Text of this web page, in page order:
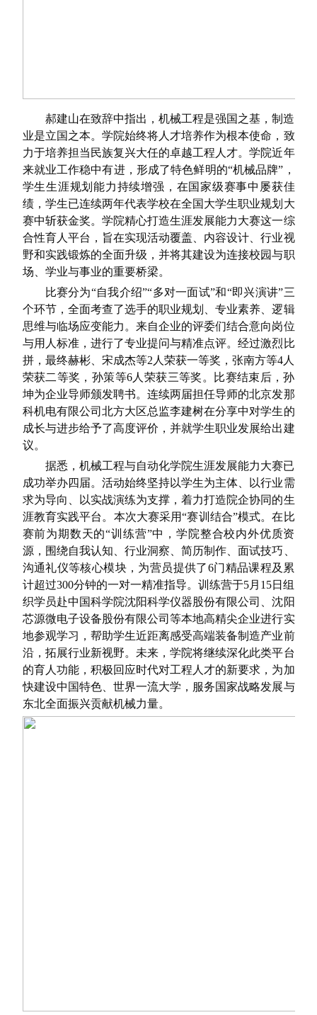
郝建山在致辞中指出，机械工程是强国之基，制造
业是立国之本。学院始终将人才培养作为根本使命，致
力于培养担当民族复兴大任的卓越工程人才。学院近年
来就业工作稳中有进，形成了特色鲜明的“机械品牌”，
学生生涯规划能力持续增强，在国家级赛事中屡获佳
绩，学生已连续两年代表学校在全国大学生职业规划大
赛中斩获金奖。学院精心打造生涯发展能力大赛这一综
合性育人平台，旨在实现活动覆盖、内容设计、行业视
野和实践锻炼的全面升级，并将其建设为连接校园与职
场、学业与事业的重要桥梁。
比赛分为“自我介绍”“多对一面试”和“即兴演讲”三
个环节，全面考查了选手的职业规划、专业素养、逻辑
思维与临场应变能力。来自企业的评委们结合意向岗位
与用人标准，进行了专业提问与精准点评。经过激烈比
拼，最终赫彬、宋成杰等2人荣获一等奖，张南方等4人
荣获二等奖，孙策等6人荣获三等奖。比赛结束后，孙
坤为企业导师颁发聘书。连续两届担任导师的北京发那
科机电有限公司北方大区总监李建树在分享中对学生的
成长与进步给予了高度评价，并就学生职业发展给出建
议。
据悉，机械工程与自动化学院生涯发展能力大赛已
成功举办四届。活动始终坚持以学生为主体、以行业需
求为导向、以实战演练为支撑，着力打造院企协同的生
涯教育实践平台。本次大赛采用“赛训结合”模式。在比
赛前为期数天的“训练营”中，学院整合校内外优质资
源，围绕自我认知、行业洞察、简历制作、面试技巧、
沟通礼仪等核心模块，为营员提供了6门精品课程及累
计超过300分钟的一对一精准指导。训练营于5月15日组
织学员赴中国科学院沈阳科学仪器股份有限公司、沈阳
芯源微电子设备股份有限公司等本地高精尖企业进行实
地参观学习，帮助学生近距离感受高端装备制造产业前
沿，拓展行业新视野。未来，学院将继续深化此类平台
的育人功能，积极回应时代对工程人才的新要求，为加
快建设中国特色、世界一流大学，服务国家战略发展与
东北全面振兴贡献机械力量。